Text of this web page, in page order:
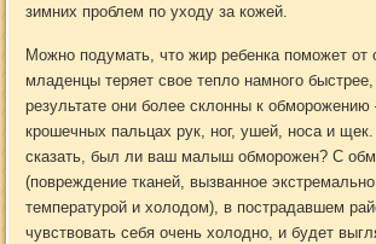
зимних проблем по уходу за кожей.
Можно подумать, что жир ребенка поможет от
младенцы теряет свое тепло намного
результате они более склонны к обморожению
крошечных пальцах рук, ног, ушей, носа и
сказать, был ли ваш малыш обморожен? С
(повреждение тканей, вызванное
температурой и холодом), в пострадавшем
чувствовать себя очень холодно, и будет